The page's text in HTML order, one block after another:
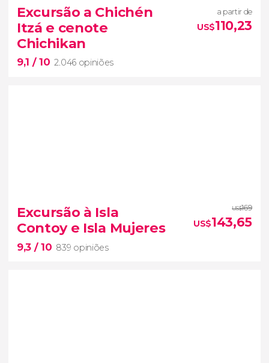
1.403 opiniões
Cidade dos Deuses
zona arqueológica de Teotihuacán
Excursão a Chichén
Itzá e cenote
Chichikan
9,1 / 10 2.046 opiniões
a partir de
US$110,23
2.046 opiniões
legado maia de Chichén Itzá.
cenote sagrado
Excursão à Isla
Contoy e Isla Mujeres
9,3 / 10 839 opiniões
US$169
US$143,65